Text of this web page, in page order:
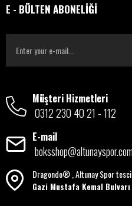
E - BÜLTEN ABONELİĞİ
Müşteri Hizmetleri
0312 230 40 21 - 112
E-mail
boksshop@altunayspor.com
Dragondo® , Altunay Spor
Gazi Mustafa Kemal